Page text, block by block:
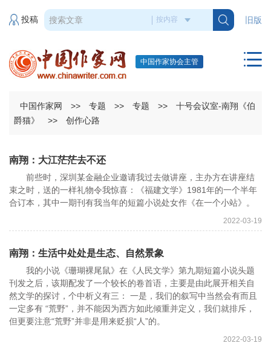
旧版
投稿
中国作家协会主管
中国作家网 >> 专题 >> 专题 >>
十号会议室-南翔《伯
爵猫》
>> 创作心路
南翔：大江茫茫去不还
前些时，深圳某金融企业邀请我过去做讲座，主办方在讲座结
束之时，送的一样礼物令我惊喜：《福建文学》1981年的一个半年
合订本，其中一期刊有我当年的短篇小说处女作《在一个小站》。
2022-03-19
南翔：生活中处处是生态、自然景象
我的小说《珊瑚裸尾鼠》在《人民文学》第九期短篇小说头题
刊发之后，该期配发了一个较长的卷首语，主要是由此展开相关自
然文学的探讨，个中析义有三： 一是，我们的叙写中当然会有而且
一定多有 “荒野”，并不能因为西方如此倾重并定义，我们就排斥，
但更要注意“荒野”并非是用来贬损“人”的。
2022-03-19